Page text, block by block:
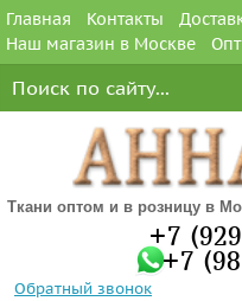
Главная Контакты
Наш магазин в Москве
Опт
Ткани оптом и в розницу в
+7
+7
Обратный звонок